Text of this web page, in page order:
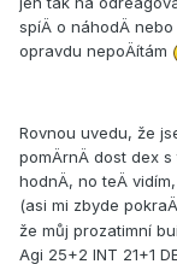
spí­Ä o náhodÄ
opravdu nepoÄí­tám
Rovnou uvedu, že
pomÄrnÄ dost dex
hodnÄ, no teÄ
(asi mi zbyde
že můj prozatimní­
Agi 25+2 INT 21+1